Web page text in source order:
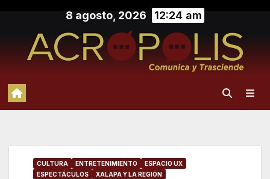
contenido
8 agosto, 2026 12:24 am
CULTURA ENTRETENIMIENTO
ESPACIO UX
ESPECTÁCULOS
XALAPA Y LA REGIÓN